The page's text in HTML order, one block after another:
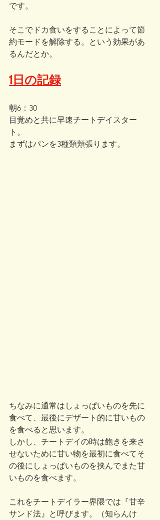
です。
そこでドカ食いをすることによって節
約モードを解除する。という効果があ
るんだとか。
1日の記録
朝6：30
目覚めと共に早速チートデイスター
ト。
まずはパンを3種類頬張ります。
ちなみに通常はしょっぱいものを先に
食べて、最後にデザート的に甘いもの
を食べると思います。
しかし、チートデイの時は飽きを来さ
せないために甘い物を最初に食べてそ
の後にしょっぱいものを挟んでまた甘
いものを食べます。
これをチートデイラー界隈では『甘辛
サンド法』と呼びます。（知らんけ